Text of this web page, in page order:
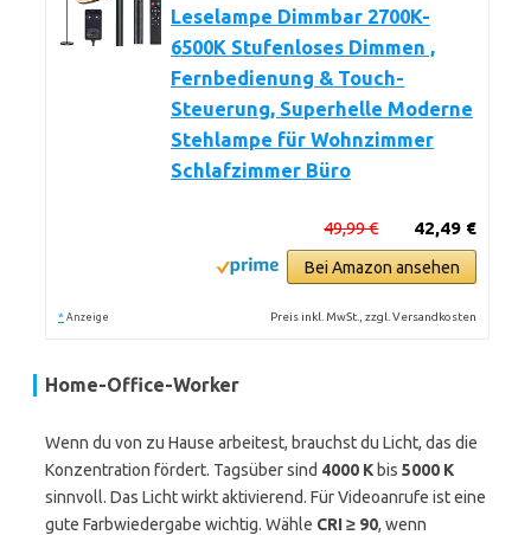
Leselampe Dimmbar 2700K-
6500K Stufenloses Dimmen ,
Fernbedienung & Touch-
Steuerung, Superhelle Moderne
Stehlampe für Wohnzimmer
Schlafzimmer Büro
42,49 €
49,99 €
Bei Amazon ansehen
* Anzeige Preis inkl. MwSt., zzgl. Versandkosten
Home-Office-Worker
Wenn du von zu Hause arbeitest, brauchst du Licht, das die
Konzentration fördert. Tagsüber sind 4000 K bis 5000 K
sinnvoll. Das Licht wirkt aktivierend. Für Videoanrufe ist eine
gute Farbwiedergabe wichtig. Wähle CRI ≥ 90, wenn